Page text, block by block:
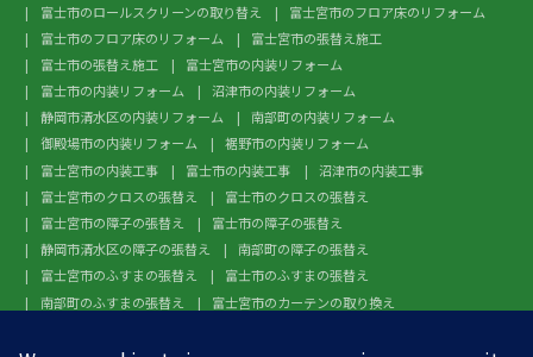
富士市のロールスクリーンの取り替え
富士宮市のフロア床のリフォーム
富士市のフロア床のリフォーム
富士宮市の張替え施工
富士市の張替え施工
富士宮市の内装リフォーム
富士市の内装リフォーム
沼津市の内装リフォーム
静岡市清水区の内装リフォーム
南部町の内装リフォーム
御殿場市の内装リフォーム
裾野市の内装リフォーム
富士宮市の内装工事
富士市の内装工事
沼津市の内装工事
富士宮市のクロスの張替え
富士市のクロスの張替え
富士宮市の障子の張替え
富士市の障子の張替え
静岡市清水区の障子の張替え
南部町の障子の張替え
富士宮市のふすまの張替え
富士市のふすまの張替え
南部町のふすまの張替え
富士宮市のカーテンの取り換え